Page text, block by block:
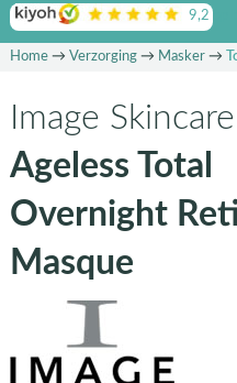
9,2 op
Home→ Verzorging→ Masker→
Image Skincare
Ageless Total
Overnight
Masque